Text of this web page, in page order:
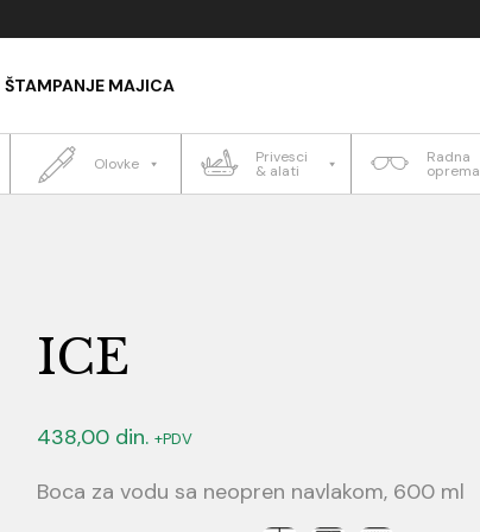
ŠTAMPANJE MAJICA
Olovke Privesci
& alati
Radna
oprema
ICE
438,00 din. +PDV
Boca za vodu sa neopren navlakom, 600 ml